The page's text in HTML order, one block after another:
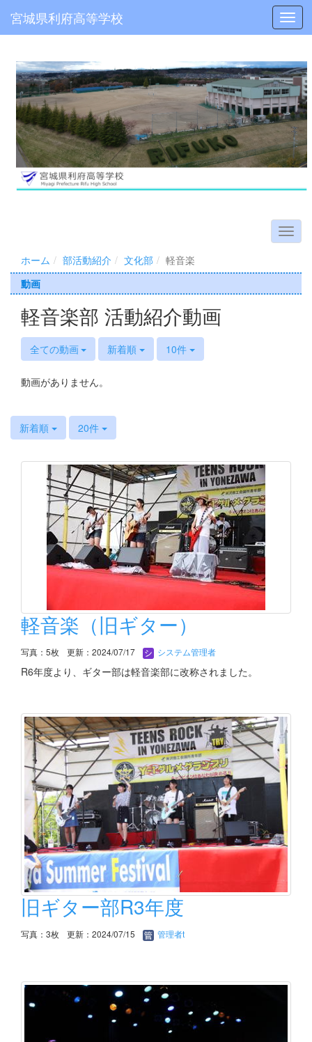
宮城県利府高等学校
ホーム 部活動紹介 文化部
軽音楽
動画
軽音楽部 活動紹介動画
全ての動画 新着順 10件
動画がありません。
新着順 20件
軽音楽（旧ギター）
写真：5枚 更新：2024/07/17 システム管理者
R6年度より、ギター部は軽音楽部に改称されました。
旧ギター部R3年度
写真：3枚 更新：2024/07/15 管理者t